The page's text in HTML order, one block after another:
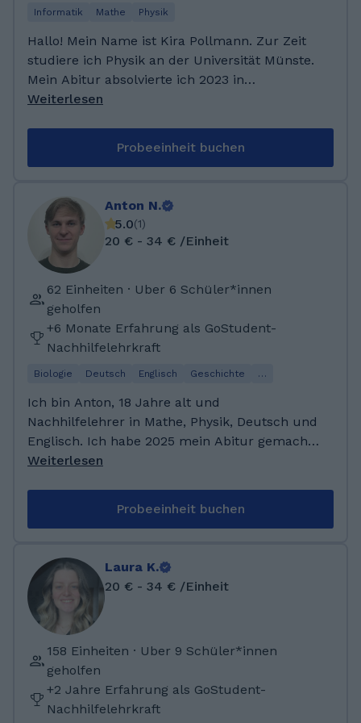
Informatik Mathe Physik
Hallo! Mein Name ist Kira Pollmann. Zur Zeit
studiere ich Physik an der Universität Münste.
Mein Abitur absolvierte ich 2023 in
Niedersachsen, das sogar als zweitbeste des
bundesweit. Ich freue mich darauf, zu
unterrichten und Schüler*innen von meinen
Lieblingsfächern zu begeistern! Zur Zeit
studiere ich an der Universität Münster. Mein
Abitur machte ich am Gymnasium Marianum
in Meppen (Niedersachsen). Meine
Leistungskurse waren Mathematik, Biologie
und Physik. Informatik belegte ich im
Grundkurs. Diese Fächer wurden bei mir in
den Abiprüfungen und Halbjahren bis auf
bewertet.
Weiterlesen
Probeeinheit buchen
Anton N.
5.0(1)
20 € - 34 € /Einheit
62 Einheiten · Uber 6 Schüler*innen
geholfen
+6 Monate Erfahrung als GoStudent-
Nachhilfelehrkraft
Biologie Deutsch Englisch Geschichte …
Ich bin Anton, 18 Jahre alt und
Nachhilfelehrer in Mathe, Physik, Deutsch und
Englisch. Ich habe 2025 mein Abitur gemacht
und bin daher noch recht vertraut mit den
waren Mathe und Physik. Schon während
meiner Schullaufbahn habe ich regelmäßig
Mitschülern geholfen und Aufgaben erklärt.
Mir macht es Spaß, im Austausch zu lernen
und dabei neue Themen spielend zu
verstehen.
Weiterlesen
Probeeinheit buchen
Laura K.
20 € - 34 € /Einheit
158 Einheiten · Uber 9 Schüler*innen
geholfen
+2 Jahre Erfahrung als GoStudent-
Nachhilfelehrkraft